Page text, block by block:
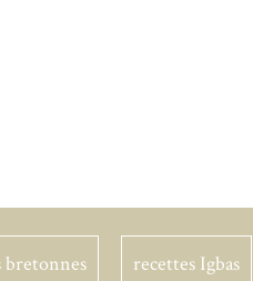
bretonnes recettes Igbas